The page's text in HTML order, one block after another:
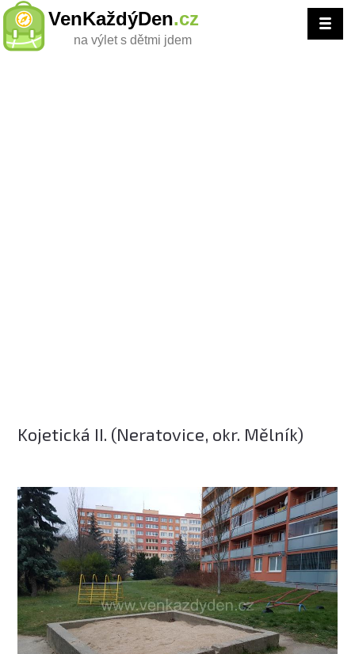
VenKaždýDen.cz
na výlet s dětmi jdem
Kojetická II. (Neratovice, okr. Mělník)